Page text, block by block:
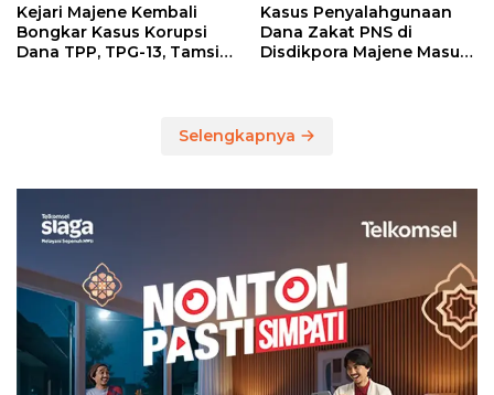
Kejari Majene Kembali
Bongkar Kasus Korupsi
Dana TPP, TPG-13, Tamsil-
Kasus Penyalahgunaan
Dana Zakat PNS di
Disdikpora Majene Masuk
Selengkapnya